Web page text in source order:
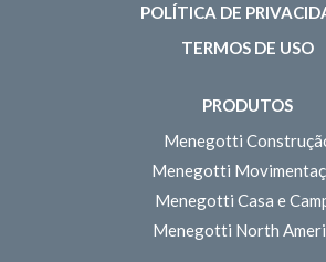
POLÍTICA DE
TERMOS DE USO
PRODUTOS
Menegotti
Menegotti
Menegotti Casa e
Menegotti North